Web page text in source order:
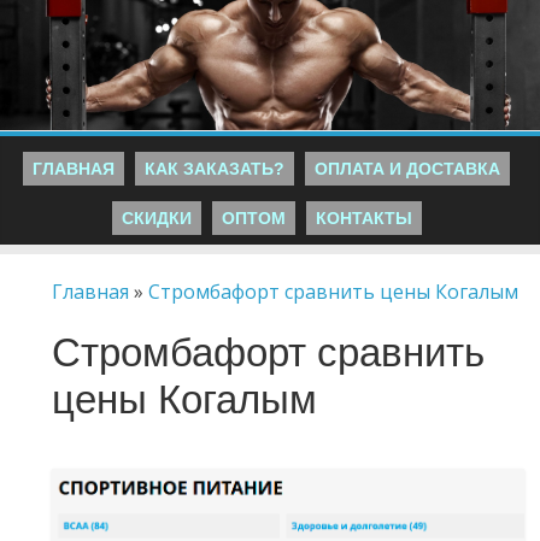
ГЛАВНАЯ КАК ЗАКАЗАТЬ? ОПЛАТА И ДОСТАВКА
СКИДКИ ОПТОМ КОНТАКТЫ
Главная »Стромбафорт сравнить цены Когалым
Стромбафорт сравнить
цены Когалым